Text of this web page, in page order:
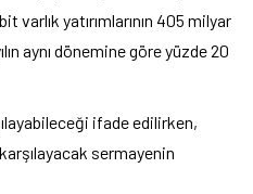
varlık yatırımlarının 405 milyar
aynı dönemine göre yüzde 20
ifade edilirken,
sermayenin